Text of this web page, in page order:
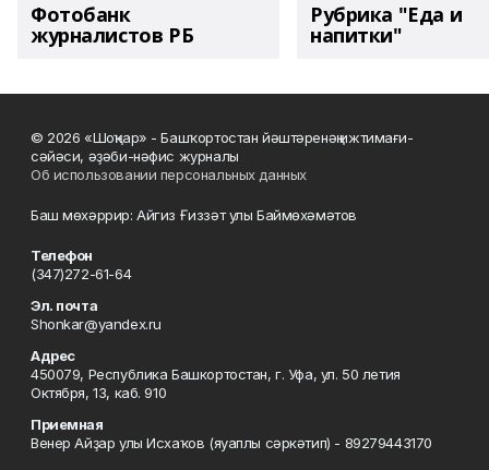
Фотобанк
журналистов РБ
Рубрика "Еда и
напитки"
© 2026 «Шоңҡар» - Башҡортостан йәштәренәң ижтимағи-
сәйәси, әҙәби-нәфис журналы
Об использовании персональных данных
Баш мөхәррир: Айгиз Ғиззәт улы Баймөхәмәтов
Телефон
(347)272-61-64
Эл. почта
Shonkar@yandex.ru
Адрес
450079, Республика Башкортостан, г. Уфа, ул. 50 летия
Октября, 13, каб. 910
Приемная
Венер Айҙар улы Исхаҡов (яуаплы сәркәтип) - 89279443170